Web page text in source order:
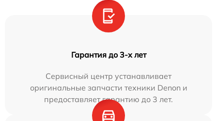
Гарантия до 3-х лет
Сервисный центр устанавливает
оригинальные запчасти техники Denon и
предоставляет гарантию до 3 лет.